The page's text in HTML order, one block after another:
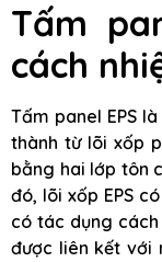
Tấm
cách
Tấm panel EPS
thành từ lõi xốp
bằng hai lớp tôn
đó, lõi xốp EPS
có tác dụng
được liên kết với